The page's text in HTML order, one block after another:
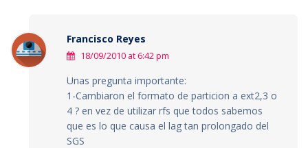
Francisco Reyes
18/09/2010 at 6:42 pm
Unas pregunta importante:
1-Cambiaron el formato de particion a ext2,3 o
4 ? en vez de utilizar rfs que todos sabemos
que es lo que causa el lag tan prolongado del
SGS